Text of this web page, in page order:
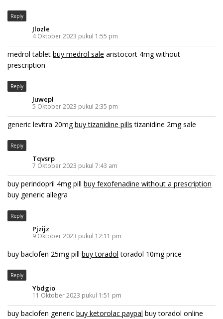
Reply
Jlozle
4 Oktober 2023 pukul 1:55 pm
medrol tablet buy medrol sale aristocort 4mg without
prescription
Reply
Juwepl
5 Oktober 2023 pukul 2:35 pm
generic levitra 20mgbuy tizanidine pills tizanidine 2mg sale
Reply
Tqvsrp
7 Oktober 2023 pukul 7:43 am
buy perindopril 4mg pill buy fexofenadine without a prescription
buy generic allegra
Reply
Pjzijz
9 Oktober 2023 pukul 12:11 pm
buy baclofen 25mg pill buy toradol toradol 10mg price
Reply
Ybdgio
11 Oktober 2023 pukul 1:51 pm
buy baclofen generic buy ketorolac paypal buy toradol online